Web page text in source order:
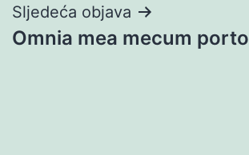
Sljedeća objava
Omnia mea mecum porto